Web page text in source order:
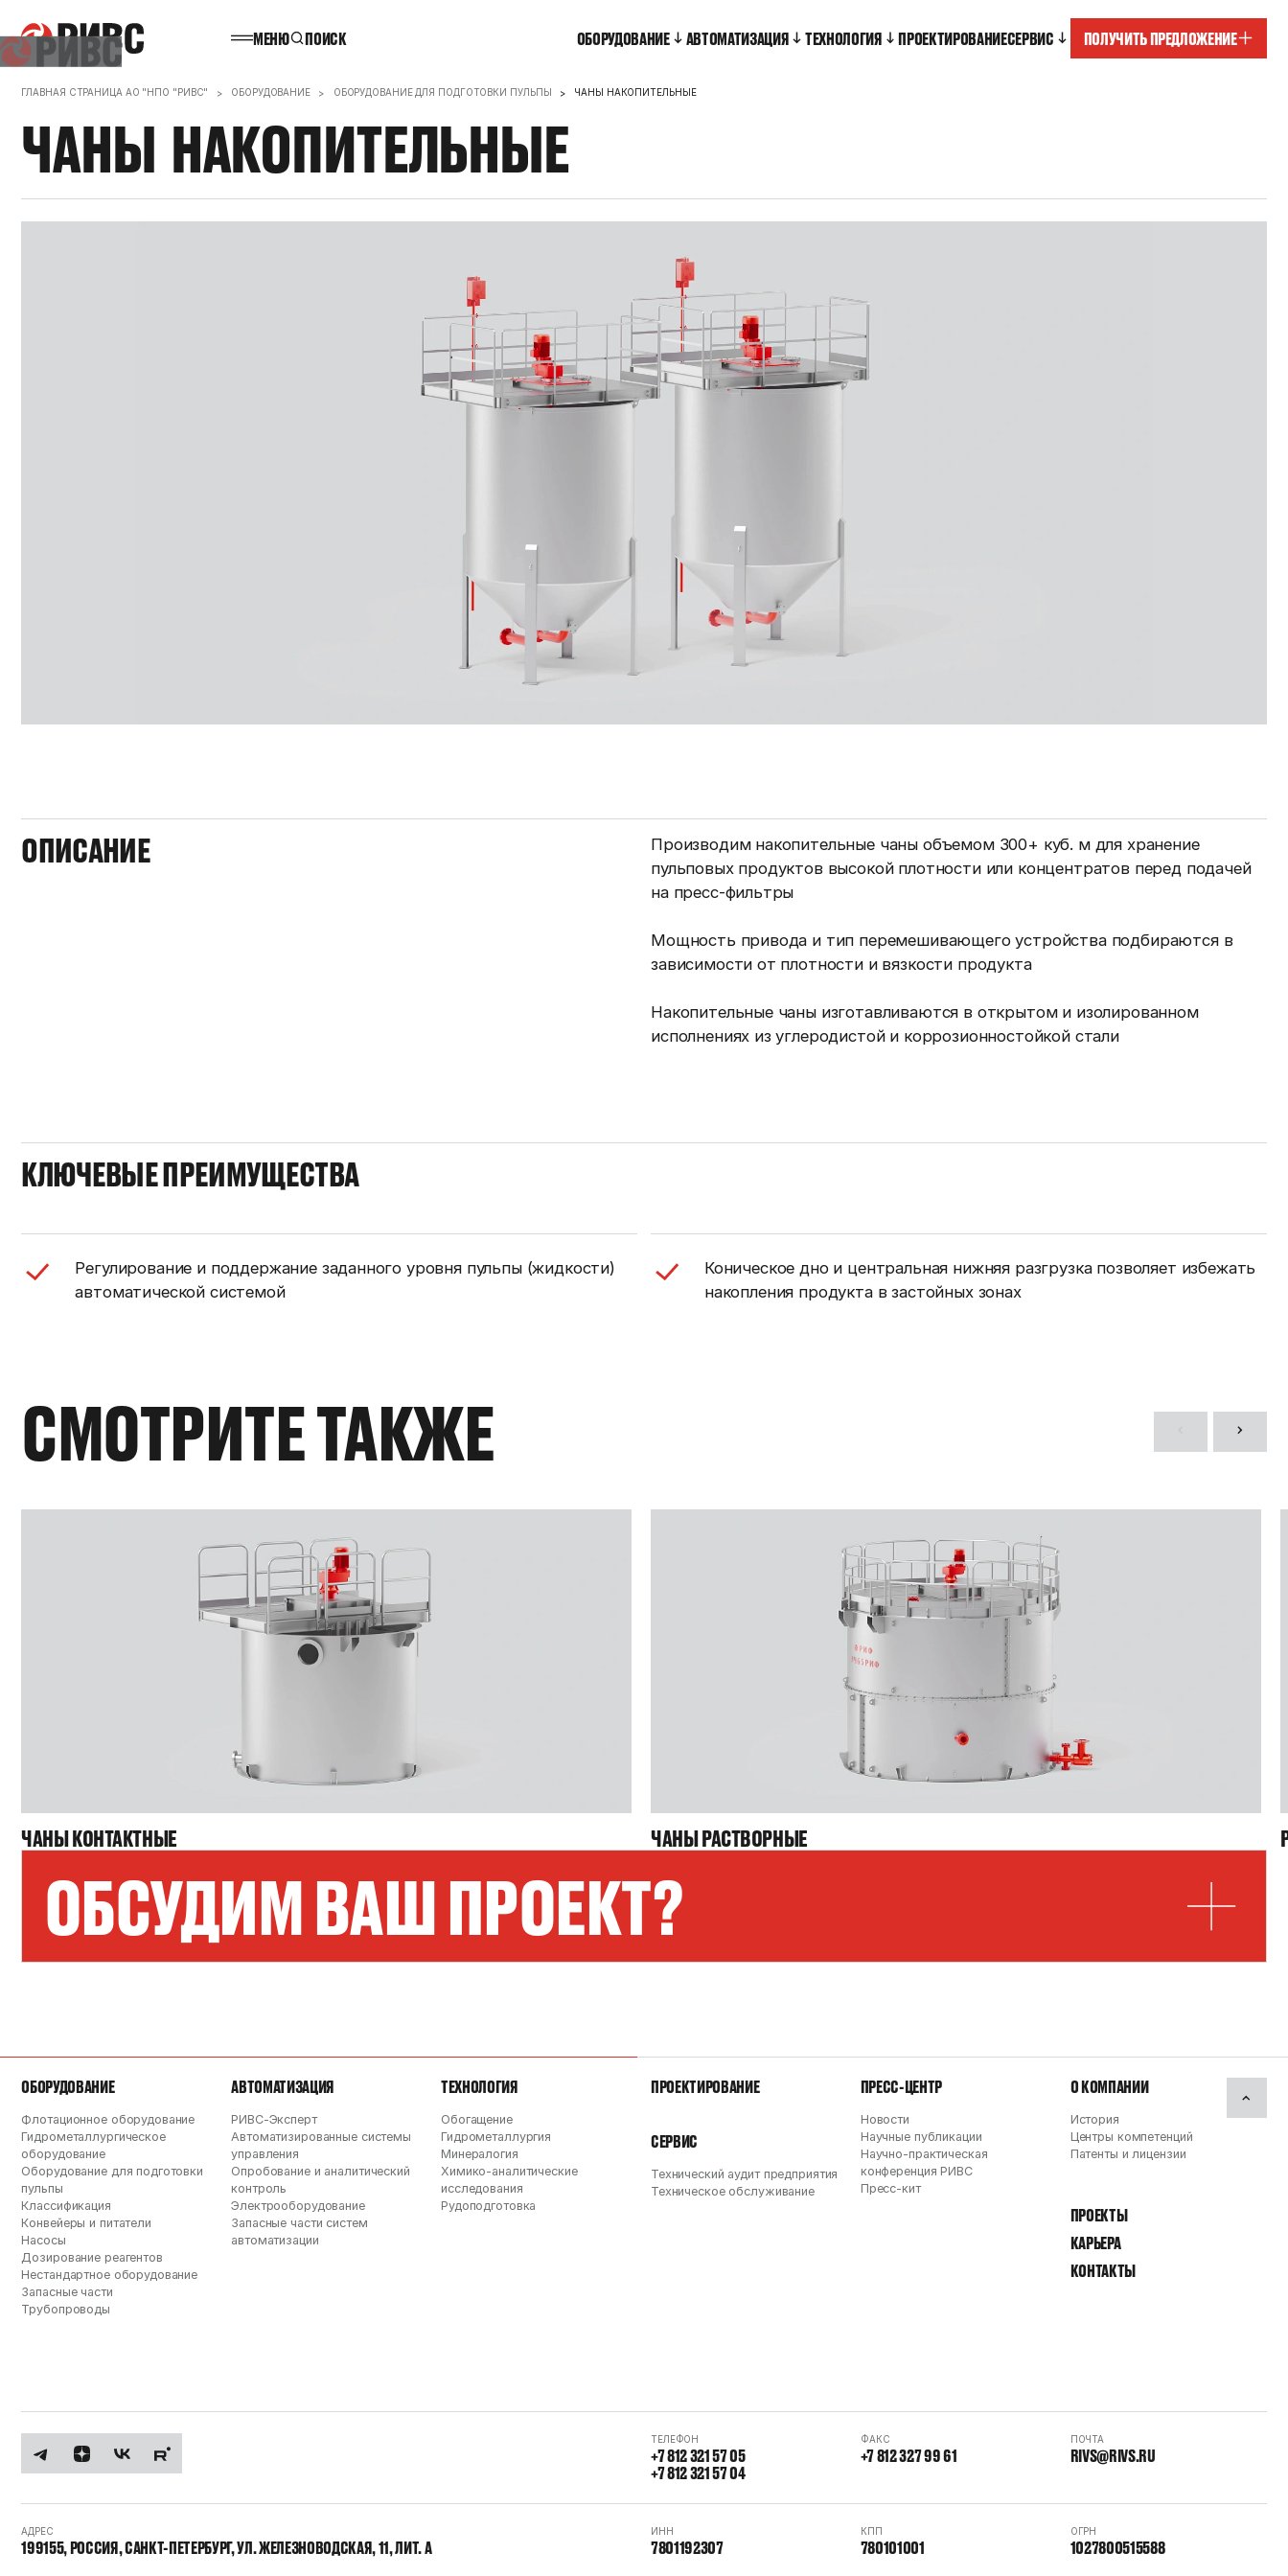
МЕНЮ ПОИСК ОБОРУДОВАНИЕ АВТОМАТИЗАЦИЯ ТЕХНОЛОГИЯ ПРОЕКТИРОВАНИЕСЕРВИС ПОЛУЧИТЬ ПРЕДЛОЖЕНИЕ
НАЗАД
ГЛАВНАЯ СТРАНИЦА АО "НПО "РИВС" ОБОРУДОВАНИЕ ОБОРУДОВАНИЕ ДЛЯ ПОДГОТОВКИ ПУЛЬПЫ ЧАНЫ НАКОПИТЕЛЬНЫЕ
ЧАНЫ НАКОПИТЕЛЬНЫЕ
ОПИСАНИЕ
Производим накопительные чаны объемом 300+ куб. м для хранение
пульповых продуктов высокой плотности или концентратов перед подачей
на пресс-фильтры
Мощность привода и тип перемешивающего устройства подбираются в
зависимости от плотности и вязкости продукта
Накопительные чаны изготавливаются в открытом и изолированном
исполнениях из углеродистой и коррозионностойкой стали
КЛЮЧЕВЫЕ ПРЕИМУЩЕСТВА
Регулирование и поддержание заданного уровня пульпы (жидкости)
автоматической системой
Коническое дно и центральная нижняя разгрузка позволяет избежать
накопления продукта в застойных зонах
СМОТРИТЕ ТАКЖЕ
ЧАНЫ КОНТАКТНЫЕ ЧАНЫ РАСТВОРНЫЕ
ОБСУДИМ ВАШ ПРОЕКТ?
ОБОРУДОВАНИЕ
Флотационное оборудование
Гидрометаллургическое
оборудование
Оборудование для подготовки
пульпы
Классификация
Конвейеры и питатели
Насосы
Дозирование реагентов
Нестандартное оборудование
Запасные части
Трубопроводы
АВТОМАТИЗАЦИЯ
РИВС-Эксперт
Автоматизированные системы
управления
Опробование и аналитический
контроль
Электрооборудование
Запасные части систем
автоматизации
ТЕХНОЛОГИЯ
Обогащение
Гидрометаллургия
Минералогия
Химико-аналитические
исследования
Рудоподготовка
ПРОЕКТИРОВАНИЕ
СЕРВИС
Технический аудит предприятия
Техническое обслуживание
ПРЕСС-ЦЕНТР
Новости
Научные публикации
Научно-практическая
конференция РИВС
Пресс-кит
О КОМПАНИИ
История
Центры компетенций
Патенты и лицензии
ПРОЕКТЫ
КАРЬЕРА
КОНТАКТЫ
ТЕЛЕФОН
+7 812 321 57 05
+7 812 321 57 04
ФАКС
+7 812 327 99 61
ПОЧТА
RIVS@RIVS.RU
АДРЕС
199155, РОССИЯ, САНКТ-ПЕТЕРБУРГ, УЛ. ЖЕЛЕЗНОВОДСКАЯ, 11, ЛИТ. А
ИНН
7801192307
КПП
780101001
ОГРН
1027800515588